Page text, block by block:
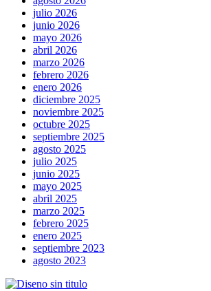
julio 2026
junio 2026
mayo 2026
abril 2026
marzo 2026
febrero 2026
enero 2026
diciembre 2025
noviembre 2025
octubre 2025
septiembre 2025
agosto 2025
julio 2025
junio 2025
mayo 2025
abril 2025
marzo 2025
febrero 2025
enero 2025
septiembre 2023
agosto 2023